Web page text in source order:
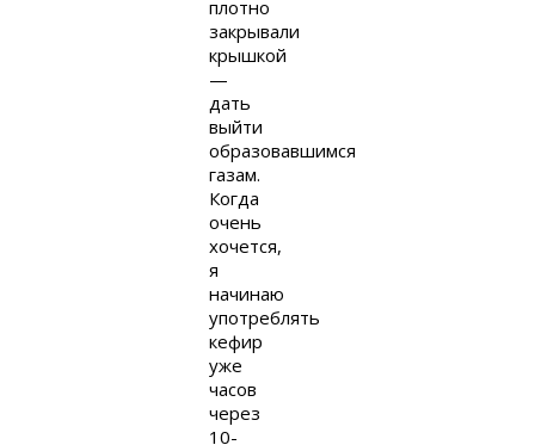
плотно
закрывали
крышкой
—
дать
выйти
образовавшимся
газам.
Когда
очень
хочется,
я
начинаю
употреблять
кефир
уже
часов
через
10-